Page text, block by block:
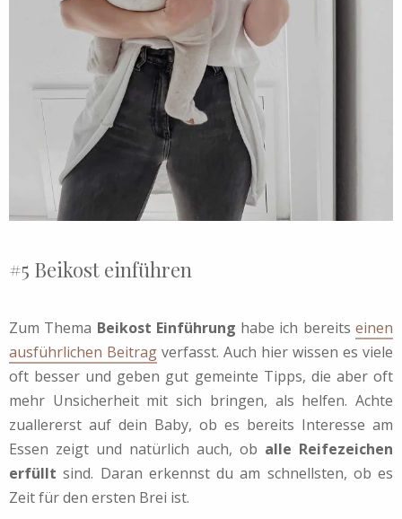
#5 Beikost einführen
Zum Thema Beikost Einführung habe ich bereitseinen
ausführlichen Beitrag verfasst. Auch hier wissen es viele
oft besser und geben gut gemeinte Tipps, die aber oft
mehr Unsicherheit mit sich bringen, als helfen. Achte
zuallererst auf dein Baby, ob es bereits Interesse am
Essen zeigt und natürlich auch, ob alle Reifezeichen
erfüllt sind. Daran erkennst du am schnellsten, ob es
Zeit für den ersten Brei ist.